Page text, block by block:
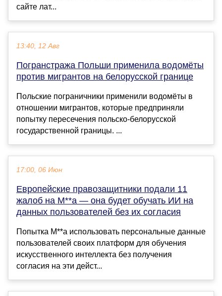
сайте лат...
13:40, 12 Авг
Погранстража Польши применила водомёты
против мигрантов на белорусской границе
Польские пограничники применили водомёты в
отношении мигрантов, которые предприняли
попытку пересечения польско-белорусской
государственной границы. ...
17:00, 06 Июн
Европейские правозащитники подали 11
жалоб на M**a — она будет обучать ИИ на
данных пользователей без их согласия
Попытка M**a использовать персональные данные
пользователей своих платформ для обучения
искусственного интеллекта без получения
согласия на эти дейст...